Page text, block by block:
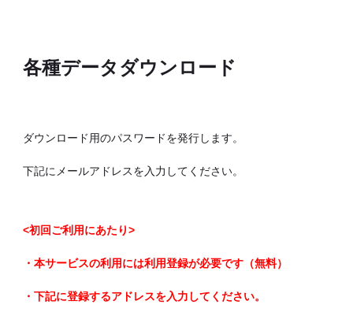
各種データダウンロード
ダウンロード用のパスワードを発行します。
下記にメールアドレスを入力してください。
<初回ご利用にあたり>
・本サービスの利用には利用登録が必要です（無料）
・下記に登録するアドレスを入力してください。